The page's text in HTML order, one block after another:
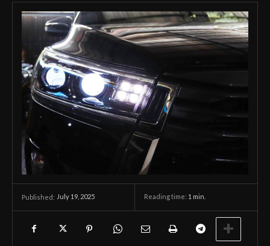
Published: July 19, 2025 Reading time: 1 min.